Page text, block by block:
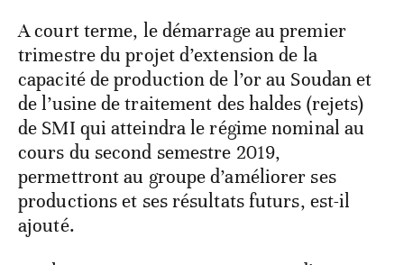
A court terme, le démarrage au premier
trimestre du projet d’extension de la
capacité de production de l’or au Soudan et
de l’usine de traitement des haldes (rejets)
de SMI qui atteindra le régime nominal au
cours du second semestre 2019,
permettront au groupe d’améliorer ses
productions et ses résultats futurs, est-il
ajouté.